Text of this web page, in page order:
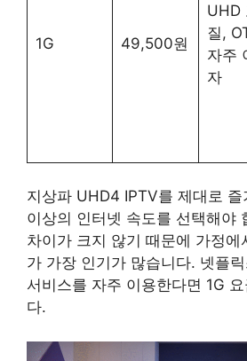
1G 49,500원
UHD
질,
자주
자
지상파 UHD4 IPTV를 제대로
이상의 인터넷 속도를 선택해야
차이가 크지 않기 때문에 가정
가 가장 인기가 많습니다. 넷플
서비스를 자주 이용한다면 1G
다.